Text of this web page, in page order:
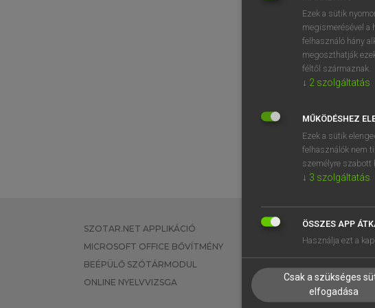
SZOTAR.NET APPLIKÁCIÓ
MICROSOFT OFFICE BŐVÍTMÉNY
BEÉPÜLŐ SZÓTÁRMODUL
ONLINE NYELVVIZSGA
EGYÉNI FELHASZNÁLÓKNAK
TANULÓKNAK
VÁLLALATI MEGOLDÁSOK
Ezek a sütik
megismerésével a
felhasználó hány
megoszthatják
féltől származnak.
↓ 2 szolgáltatás
MŰKÖDÉSHEZ
Ezek a sütik
felhasználók nem
személyre szabott
↓ 3 szolgáltatás
ÖSSZES APP
Használja ezt a
Csak a szükséges
elfogadása